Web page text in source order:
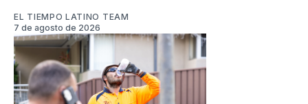
EL TIEMPO LATINO TEAM
7 de agosto de 2026